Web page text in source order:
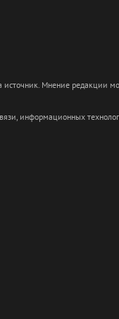
Мнение
информационных